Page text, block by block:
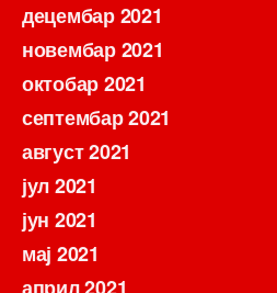
децембар 2021
новембар 2021
октобар 2021
септембар 2021
август 2021
јул 2021
јун 2021
мај 2021